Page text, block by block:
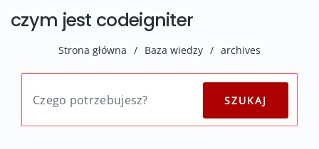
czym jest codeigniter
Strona główna / Baza wiedzy / archives